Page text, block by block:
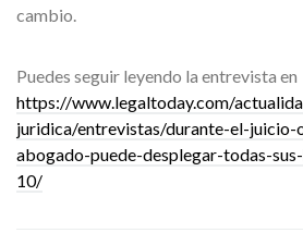
cambio.
Puedes seguir leyendo la entrevista en
https://www.legaltoday.com/
juridica/entrevistas/durante-el-juicio-
abogado-puede-desplegar-todas-
10/